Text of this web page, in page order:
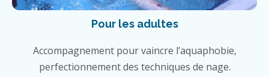
Pour les adultes
Accompagnement pour vaincre l’aquaphobie,
perfectionnement des techniques de nage.